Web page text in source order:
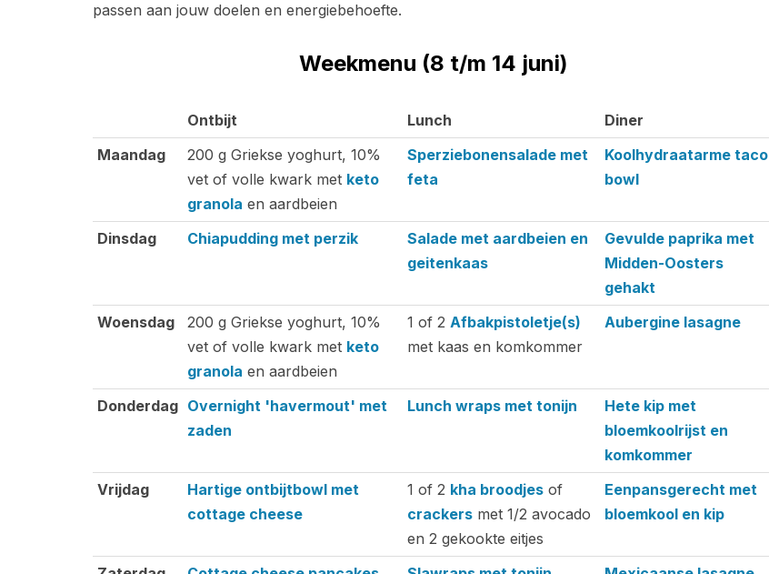
passen aan jouw doelen en energiebehoefte.
Weekmenu (8 t/m 14 juni)
Ontbijt Lunch
Diner
Ontbijt
Lunch Diner
Maandag
200 g Griekse yoghurt, 10%
vet of volle kwark met keto
granola en aardbeien
Sperziebonensalade met
feta
Koolhydraatarme taco
bowl
Dinsdag Chiapudding met perzik
Salade met aardbeien en
geitenkaas
Gevulde paprika met
Midden-Oosters
gehakt
Woensdag
200 g Griekse yoghurt, 10%
vet of volle kwark met keto
granola en aardbeien
1 of 2 Afbakpistoletje(s)
met kaas en komkommer
Aubergine lasagne
Donderdag Overnight 'havermout' met
zaden
Lunch wraps met tonijn
Hete kip met
bloemkoolrijst en
komkommer
Vrijdag
Hartige ontbijtbowl met
cottage cheese
1 of 2 kha broodjes of
crackers met 1/2 avocado
en 2 gekookte eitjes
Eenpansgerecht met
bloemkool en kip